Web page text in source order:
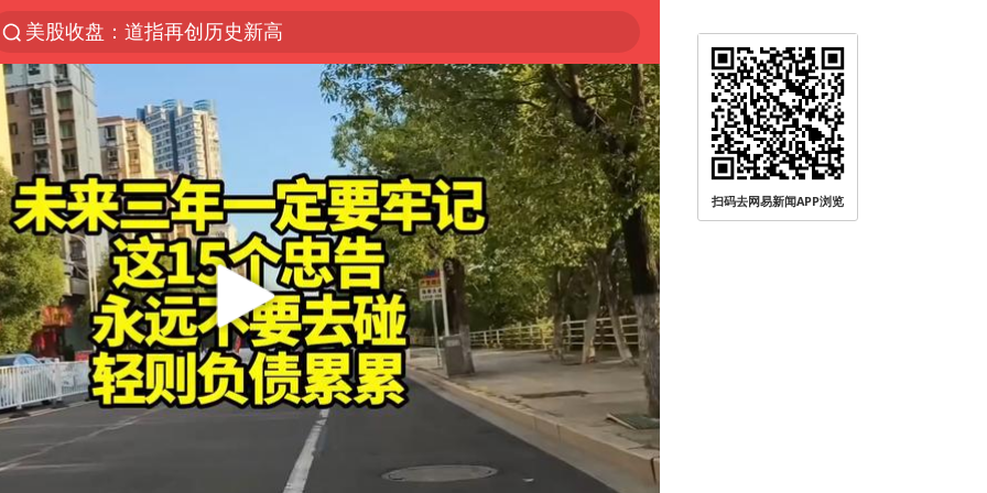
美股收盘：道指再创历史新高
服务提质，内需扩容有保障
人贩子“梅姨”真实姓名曝光
“老头乐”悬挂“蒙H好几个8”上路
41岁女子为鼓励女儿考研上岸985
河南：领导干部要带头休假
中国宣布5项对美反制措施
外交部回应日本将中国列为最大挑战
被妻子举报丈夫与情人一审获刑1年
“中国游”持续带火“中国购”
长安航空通报旅客所带充电宝自燃：航班备降武汉，无人员受伤
扫码去网易新闻APP浏览